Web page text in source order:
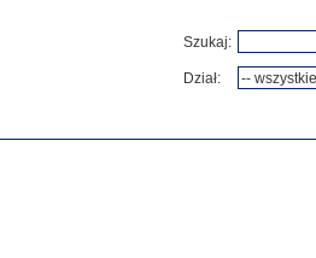
Szukaj:
Dział: